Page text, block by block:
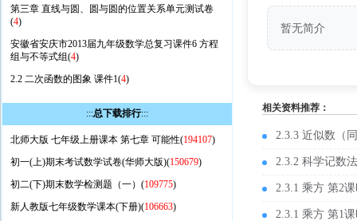
第三章 直线与圆、圆与圆的位置关系单元测试卷
(4)
安徽省安庆市2013届九年级数学总复习课件6 方程
组与不等式组(4)
2.2 二次函数的图象 课件1(4)
:::总下载排行:::
北师大版 七年级上册课本 第七章 可能性(194107)
初一(上)期末考试数学试卷(华师大版)(150679)
初二(下)期末数学检测题（一）(109775)
新人教版七年级数学课本(下册)(106663)
暂无简介
相关资料推荐：
2.3.3 近似数（
2.3.2 科学记数
2.3.1 乘方 第2
2.3.1 乘方 第1